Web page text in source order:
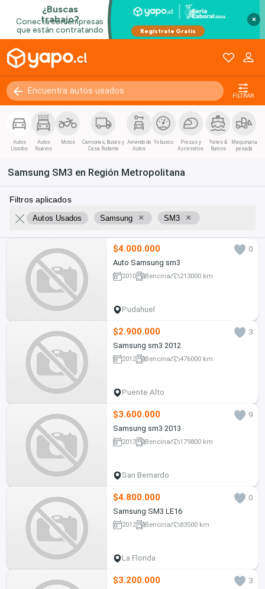
×
FILTRAR
Autos
Usados
Autos
Nuevos
Motos
Camiones, Buses y
Casa Rodante
Arriendo de
Autos
Yo busco
Piezas y
Accesorios
Yates &
Barcos
Maquinaria
pesada
Samsung SM3 en Región Metropolitana
Filtros aplicados
Autos Usados Samsung × SM3 ×
$4.000.000
0
Auto Samsung sm3
2010 Bencina 213000 km
Pudahuel
$2.900.000
3
Samsung sm3 2012
2012 Bencina 476000 km
Puente Alto
$3.600.000
9
Samsung sm3 2013
2013 Bencina 179800 km
San Bernardo
$4.800.000
0
Samsung SM3 LE16
2012 Bencina 83500 km
La Florida
$3.200.000
3